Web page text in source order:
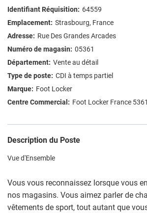
FAQ
RECHERCHE DE TRAVAIL
64559
Strasbourg, France
Rue Des Grandes Arcades
05361
Vente au détail
CDI à temps partiel
Foot Locker
Foot Locker France 5361
Description du Poste
Vue d'Ensemble
Vous vous reconnaissez lorsque vous
nos magasins. Vous aimez parler de
vêtements de sport, tout autant que